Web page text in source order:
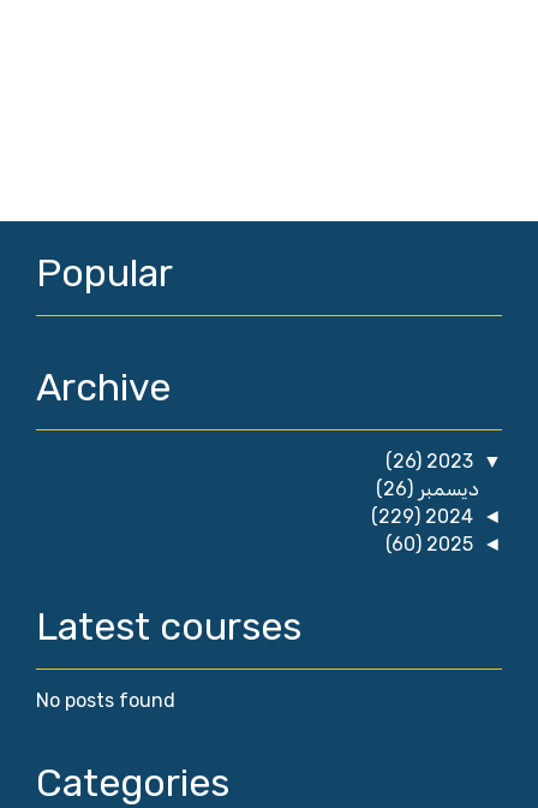
Popular
Archive
▼
2023
(26)
ديسمبر(26)
◄
2024
(229)
◄
2025
(60)
Latest courses
No posts found
Categories